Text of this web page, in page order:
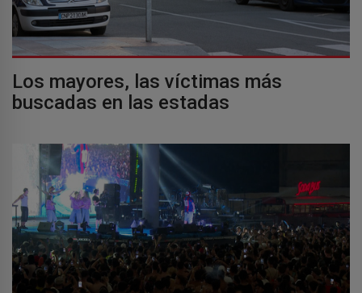
Los mayores, las víctimas más
buscadas en las estadas